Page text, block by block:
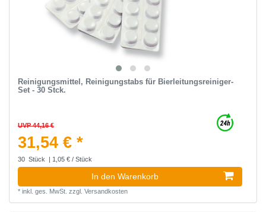
Reinigungsmittel, Reinigungstabs für Bierleitungsreiniger-
Set - 30 Stck.
UVP 44,16 €
31,54 € *
30 Stück | 1,05 € / Stück
In den Warenkorb
* inkl. ges. MwSt. zzgl. Versandkosten